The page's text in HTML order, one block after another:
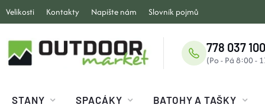
Přejít
na
obsah
Velikosti Kontakty Napište nám Slovník pojmů
778 037
STANY SPACÁKY BATOHY A TAŠKY